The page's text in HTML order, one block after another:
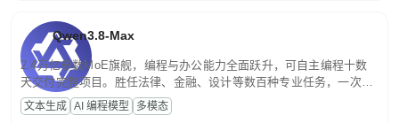
Qwen3.8-Max
2.4万亿参数MoE旗舰，编程与办公能力全面跃升，可自主编程十数
天交付完整项目。胜任法律、金融、设计等数百种专业任务，一次对
话端到端交付生产级成果。原生视觉理解贯穿规划、执行与验证全流
程，支持超长文档与长视频的深度语义解析。长程任务中自主规划与
文本生成 AI 编程模型 多模态